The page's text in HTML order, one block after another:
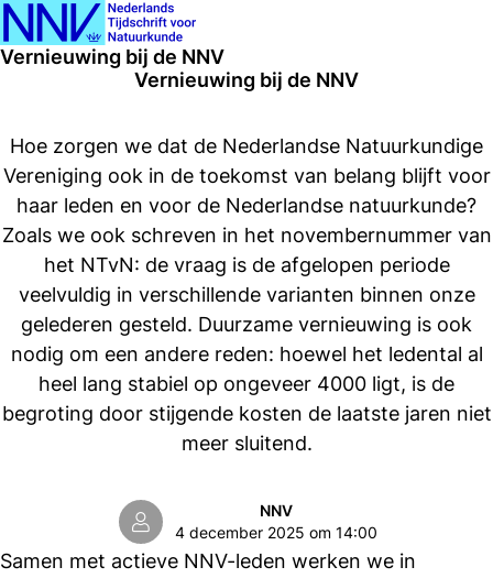
Vernieuwing bij de NNV
Vernieuwing bij de NNV
Hoe zorgen we dat de Nederlandse Natuurkundige
Vereniging ook in de toekomst van belang blijft voor
haar leden en voor de Nederlandse natuurkunde?
Zoals we ook schreven in het novembernummer van
het NTvN: de vraag is de afgelopen periode
veelvuldig in verschillende varianten binnen onze
gelederen gesteld. Duurzame vernieuwing is ook
nodig om een andere reden: hoewel het ledental al
heel lang stabiel op ongeveer 4000 ligt, is de
begroting door stijgende kosten de laatste jaren niet
meer sluitend.
NNV
4 december 2025 om 14:00
Samen met actieve NNV-leden werken we in